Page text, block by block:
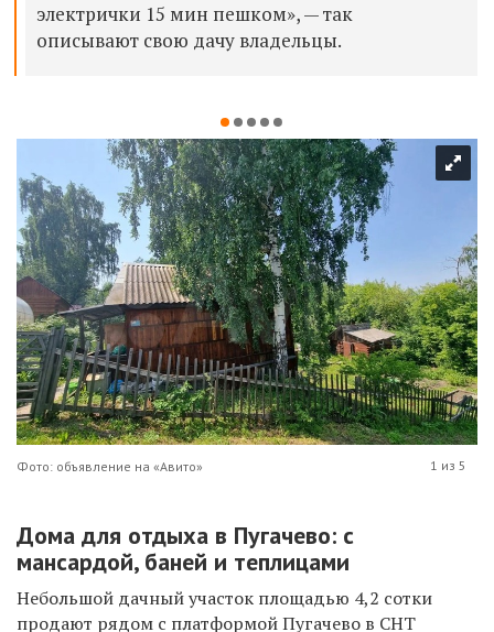
электрички 15 мин пешком», — так
описывают свою дачу владельцы.
Фото: объявление на «Авито» 1 из 5
Дома для отдыха в Пугачево: с
мансардой, баней и теплицами
Небольшой дачный участок площадью 4,2 сотки
продают рядом с платформой Пугачево в СНТ